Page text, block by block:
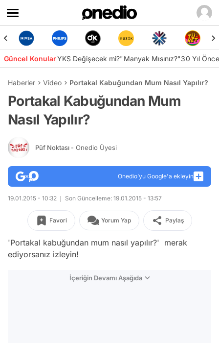
Güncel KonularYKS Değişecek mi?"Manyak Mısınız?"30 Yıl
Haberler Video Portakal Kabuğundan Mum Nasıl Yapılır?
Portakal Kabuğundan Mum
Nasıl Yapılır?
Püf Noktası - Onedio Üyesi
Onedio’yu Google'a ekleyin
19.01.2015 - 10:32 Son Güncelleme: 19.01.2015 - 13:57
Favori Yorum Yap Paylaş
'Portakal kabuğundan mum nasıl yapılır?' merak
ediyorsanız izleyin!
İçeriğin Devamı Aşağıda